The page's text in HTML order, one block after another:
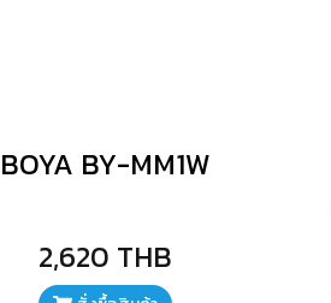
BOYA BY-MM1W
2,620 THB